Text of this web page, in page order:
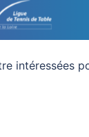
intéressées